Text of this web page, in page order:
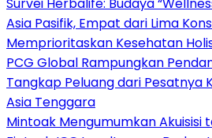
Survei Herbalife: Budaya
Asia Pasifik, Empat dari Lima
Memprioritaskan Kesehatan
PCG Global Rampungkan
Tangkap Peluang dari Pesatnya
Asia Tenggara
Mintoak Mengumumkan Akuisisi